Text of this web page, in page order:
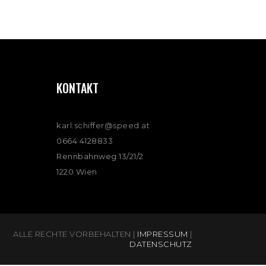
KONTAKT
karl.schiffer@speed.at
0664 4128833
Rennbahnweg 13/21/2
1220 Wien
ALLE RECHTE VORBEHALTEN | IMPRESSUM |
DATENSCHUTZ